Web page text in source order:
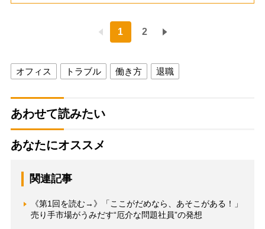
1 2
オフィス トラブル 働き方 退職
あわせて読みたい
あなたにオススメ
関連記事
《第1回を読む→》「ここがだめなら、あそこがある！」
売り手市場がうみだす“厄介な問題社員”の発想